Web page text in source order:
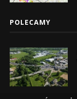
POLECAMY